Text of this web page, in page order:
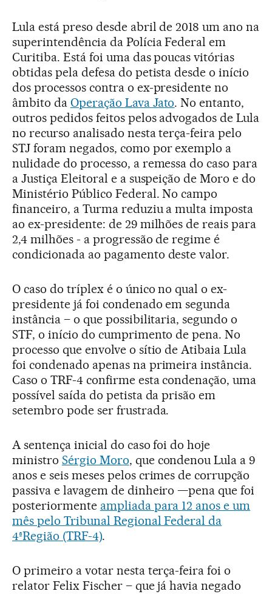
Lula está preso desde abril de 2018 um ano na
superintendência da Polícia Federal em
Curitiba. Está foi uma das poucas vitórias
obtidas pela defesa do petista desde o início
dos processos contra o ex-presidente no
âmbito da Operação Lava Jato. No entanto,
outros pedidos feitos pelos advogados de Lula
no recurso analisado nesta terça-feira pelo
STJ foram negados, como por exemplo a
nulidade do processo, a remessa do caso para
a Justiça Eleitoral e a suspeição de Moro e do
Ministério Público Federal. No campo
financeiro, a Turma reduziu a multa imposta
ao ex-presidente: de 29 milhões de reais para
2,4 milhões - a progressão de regime é
condicionada ao pagamento deste valor.
O caso do tríplex é o único no qual o ex-
presidente já foi condenado em segunda
instância – o que possibilitaria, segundo o
STF, o início do cumprimento de pena. No
processo que envolve o sítio de Atibaia Lula
foi condenado apenas na primeira instância.
Caso o TRF-4 confirme esta condenação, uma
possível saída do petista da prisão em
setembro pode ser frustrada.
A sentença inicial do caso foi do hoje
ministro Sérgio Moro, que condenou Lula a 9
anos e seis meses pelos crimes de corrupção
passiva e lavagem de dinheiro —pena que foi
posteriormente ampliada para 12 anos e um
mês pelo Tribunal Regional Federal da
4ªRegião (TRF-4).
O primeiro a votar nesta terça-feira foi o
relator Felix Fischer – que já havia negado